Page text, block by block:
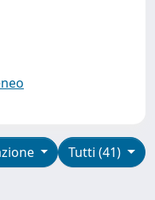
Tutti (41)